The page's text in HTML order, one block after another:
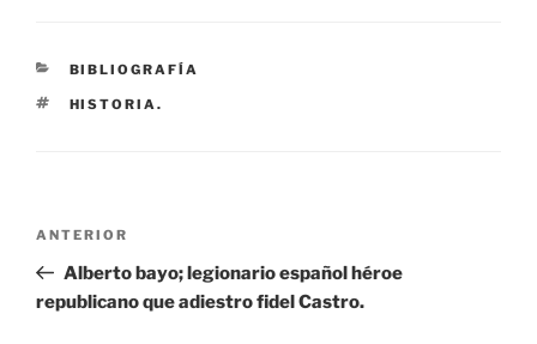
CATEGORÍAS
BIBLIOGRAFÍA
ETIQUETAS
HISTORIA.
entradas
Entrada
anterior:
ANTERIOR
Alberto bayo; legionario español héroe
republicano que adiestro fidel Castro.